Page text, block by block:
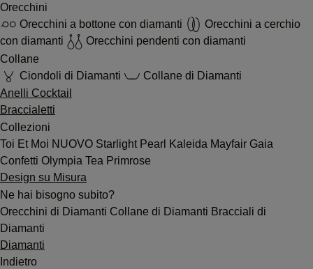
Orecchini
Orecchini a bottone con diamanti
Orecchini a cerchio
con diamanti
Orecchini pendenti con diamanti
Collane
Ciondoli di Diamanti
Collane di Diamanti
Anelli Cocktail
Braccialetti
Collezioni
Toi Et Moi NUOVO Starlight Pearl Kaleida Mayfair Gaia
Confetti Olympia Tea Primrose
Design su Misura
Ne hai bisogno subito?
Orecchini di Diamanti Collane di Diamanti Bracciali di
Diamanti
Diamanti
Indietro